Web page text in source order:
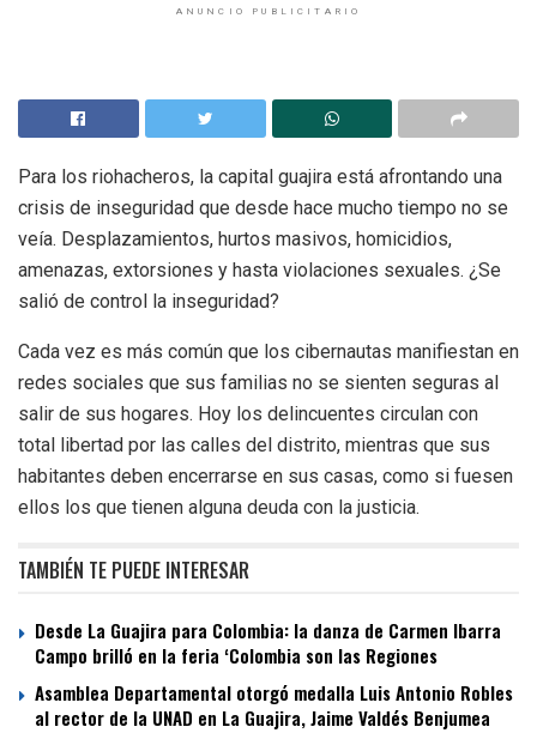
ANUNCIO PUBLICITARIO
Para los riohacheros, la capital guajira está afrontando una
crisis de inseguridad que desde hace mucho tiempo no se
veía. Desplazamientos, hurtos masivos, homicidios,
amenazas, extorsiones y hasta violaciones sexuales. ¿Se
salió de control la inseguridad?
Cada vez es más común que los cibernautas manifiestan en
redes sociales que sus familias no se sienten seguras al
salir de sus hogares. Hoy los delincuentes circulan con
total libertad por las calles del distrito, mientras que sus
habitantes deben encerrarse en sus casas, como si fuesen
ellos los que tienen alguna deuda con la justicia.
TAMBIÉN TE PUEDE INTERESAR
Desde La Guajira para Colombia: la danza de Carmen Ibarra
Campo brilló en la feria ‘Colombia son las Regiones
Asamblea Departamental otorgó medalla Luis Antonio Robles
al rector de la UNAD en La Guajira, Jaime Valdés Benjumea